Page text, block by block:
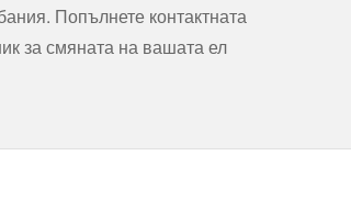
Попълнете контактната
за смяната на вашата ел